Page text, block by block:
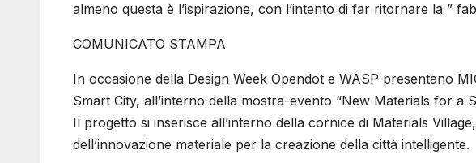
almeno questa è l’ispirazione, con l’intento di far ritornare la ”
COMUNICATO STAMPA
In occasione della Design Week Opendot e WASP presentano
Smart City, all’interno della mostra-evento “New Materials for a
Il progetto si inserisce all’interno della cornice di Materials
dell’innovazione materiale per la creazione della città intelligente.